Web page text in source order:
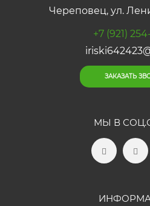
Череповец, ул.
+7 (921)
ЗАКАЗАТЬ
МЫ В